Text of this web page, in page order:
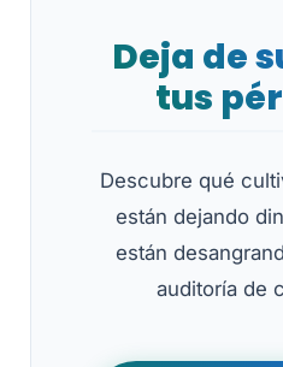
Deja de
tus
Descubre qué
están dejando
están
auditoría de